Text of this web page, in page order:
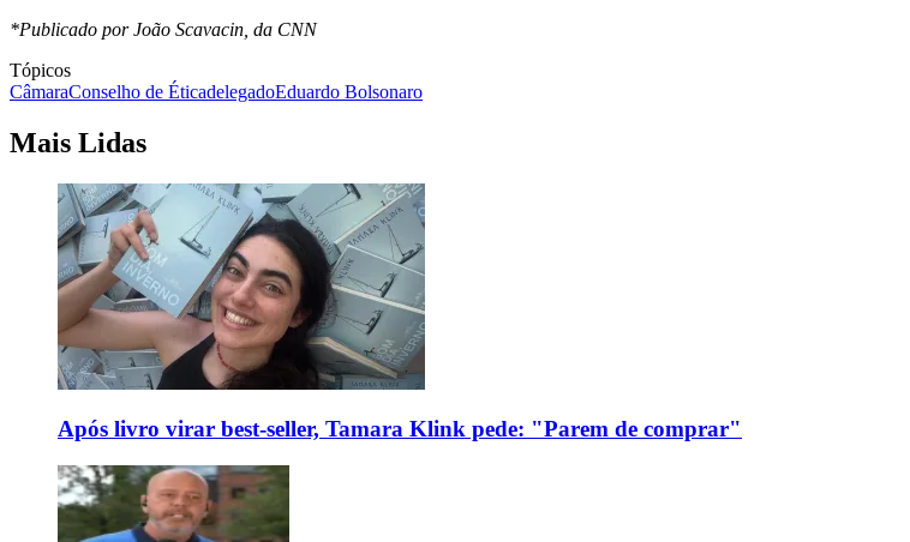
*Publicado por João Scavacin, da CNN
Tópicos
CâmaraConselho de ÉticadelegadoEduardo Bolsonaro
Mais Lidas
Após livro virar best-seller, Tamara Klink pede: "Parem de comprar"